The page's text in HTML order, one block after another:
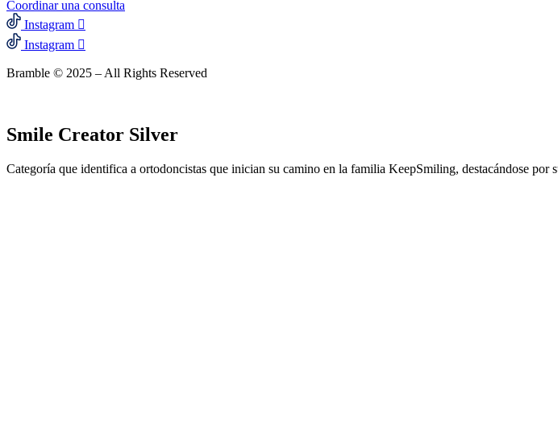
Coordinar una consulta
Instagram
Instagram
Bramble © 2025 – All Rights Reserved
Smile Creator Silver
Categoría que identifica a ortodoncistas que inician su camino en la familia KeepSmiling, destacándose por